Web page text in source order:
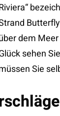
dem
sehen
Sie